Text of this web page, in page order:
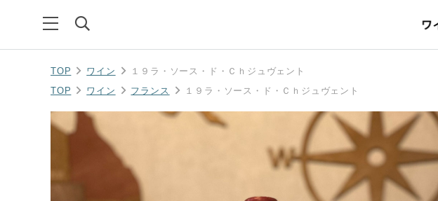
TOP ワイン
１９ラ・ソース・ド・Ｃｈジュヴェント
TOP
ワイン フランス １９ラ・ソース・ド・Ｃｈジュヴェント